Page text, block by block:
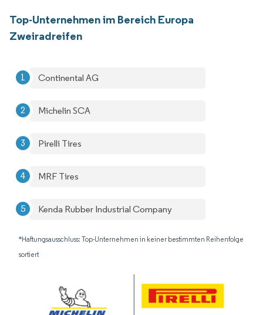
Top-Unternehmen im Bereich Europa
Zweiradreifen
Continental AG
Michelin SCA
Pirelli Tires
MRF Tires
Kenda Rubber Industrial Company
*Haftungsausschluss: Top-Unternehmen in keiner bestimmten Reihenfolge
sortiert